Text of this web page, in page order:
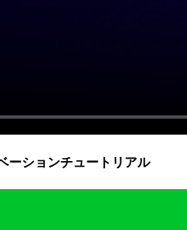
ーションチュートリアル